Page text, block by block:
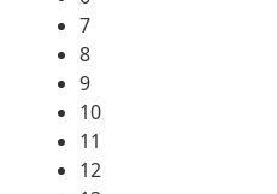
7
8
9
10
11
12